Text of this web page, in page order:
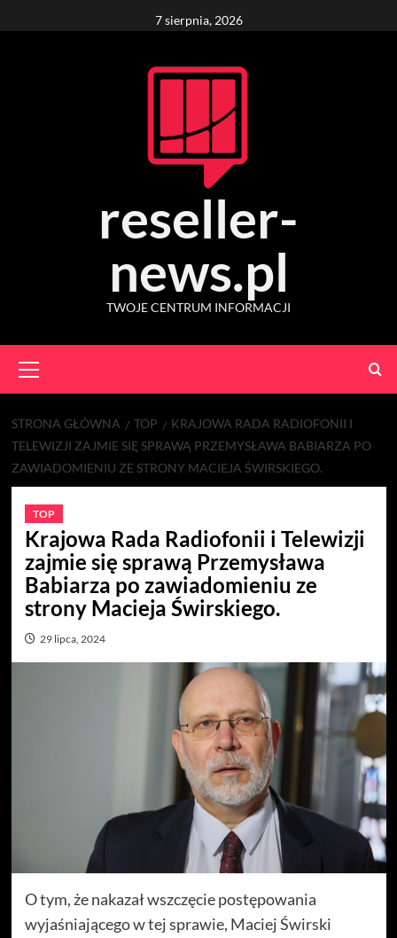
to
7 sierpnia, 2026
reseller-
news.pl
TWOJE CENTRUM INFORMACJI
Menu
STRONA GŁÓWNA TOP
KRAJOWA RADA RADIOFONII I
TELEWIZJI ZAJMIE SIĘ SPRAWĄ PRZEMYSŁAWA BABIARZA PO
ZAWIADOMIENIU ZE STRONY MACIEJA ŚWIRSKIEGO.
TOP
Krajowa Rada Radiofonii i Telewizji
zajmie się sprawą Przemysława
Babiarza po zawiadomieniu ze
strony Macieja Świrskiego.
29 lipca, 2024
O tym, że nakazał wszczęcie postępowania
wyjaśniającego w tej sprawie, Maciej Świrski